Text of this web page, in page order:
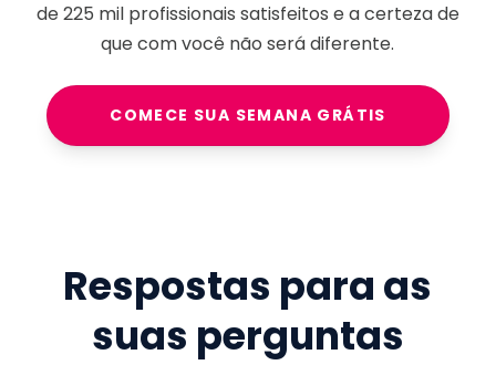
de225 milprofissionais satisfeitos e a certeza de
que com você não será diferente.
COMECE SUA SEMANA GRÁTIS
Respostas para as
suas perguntas